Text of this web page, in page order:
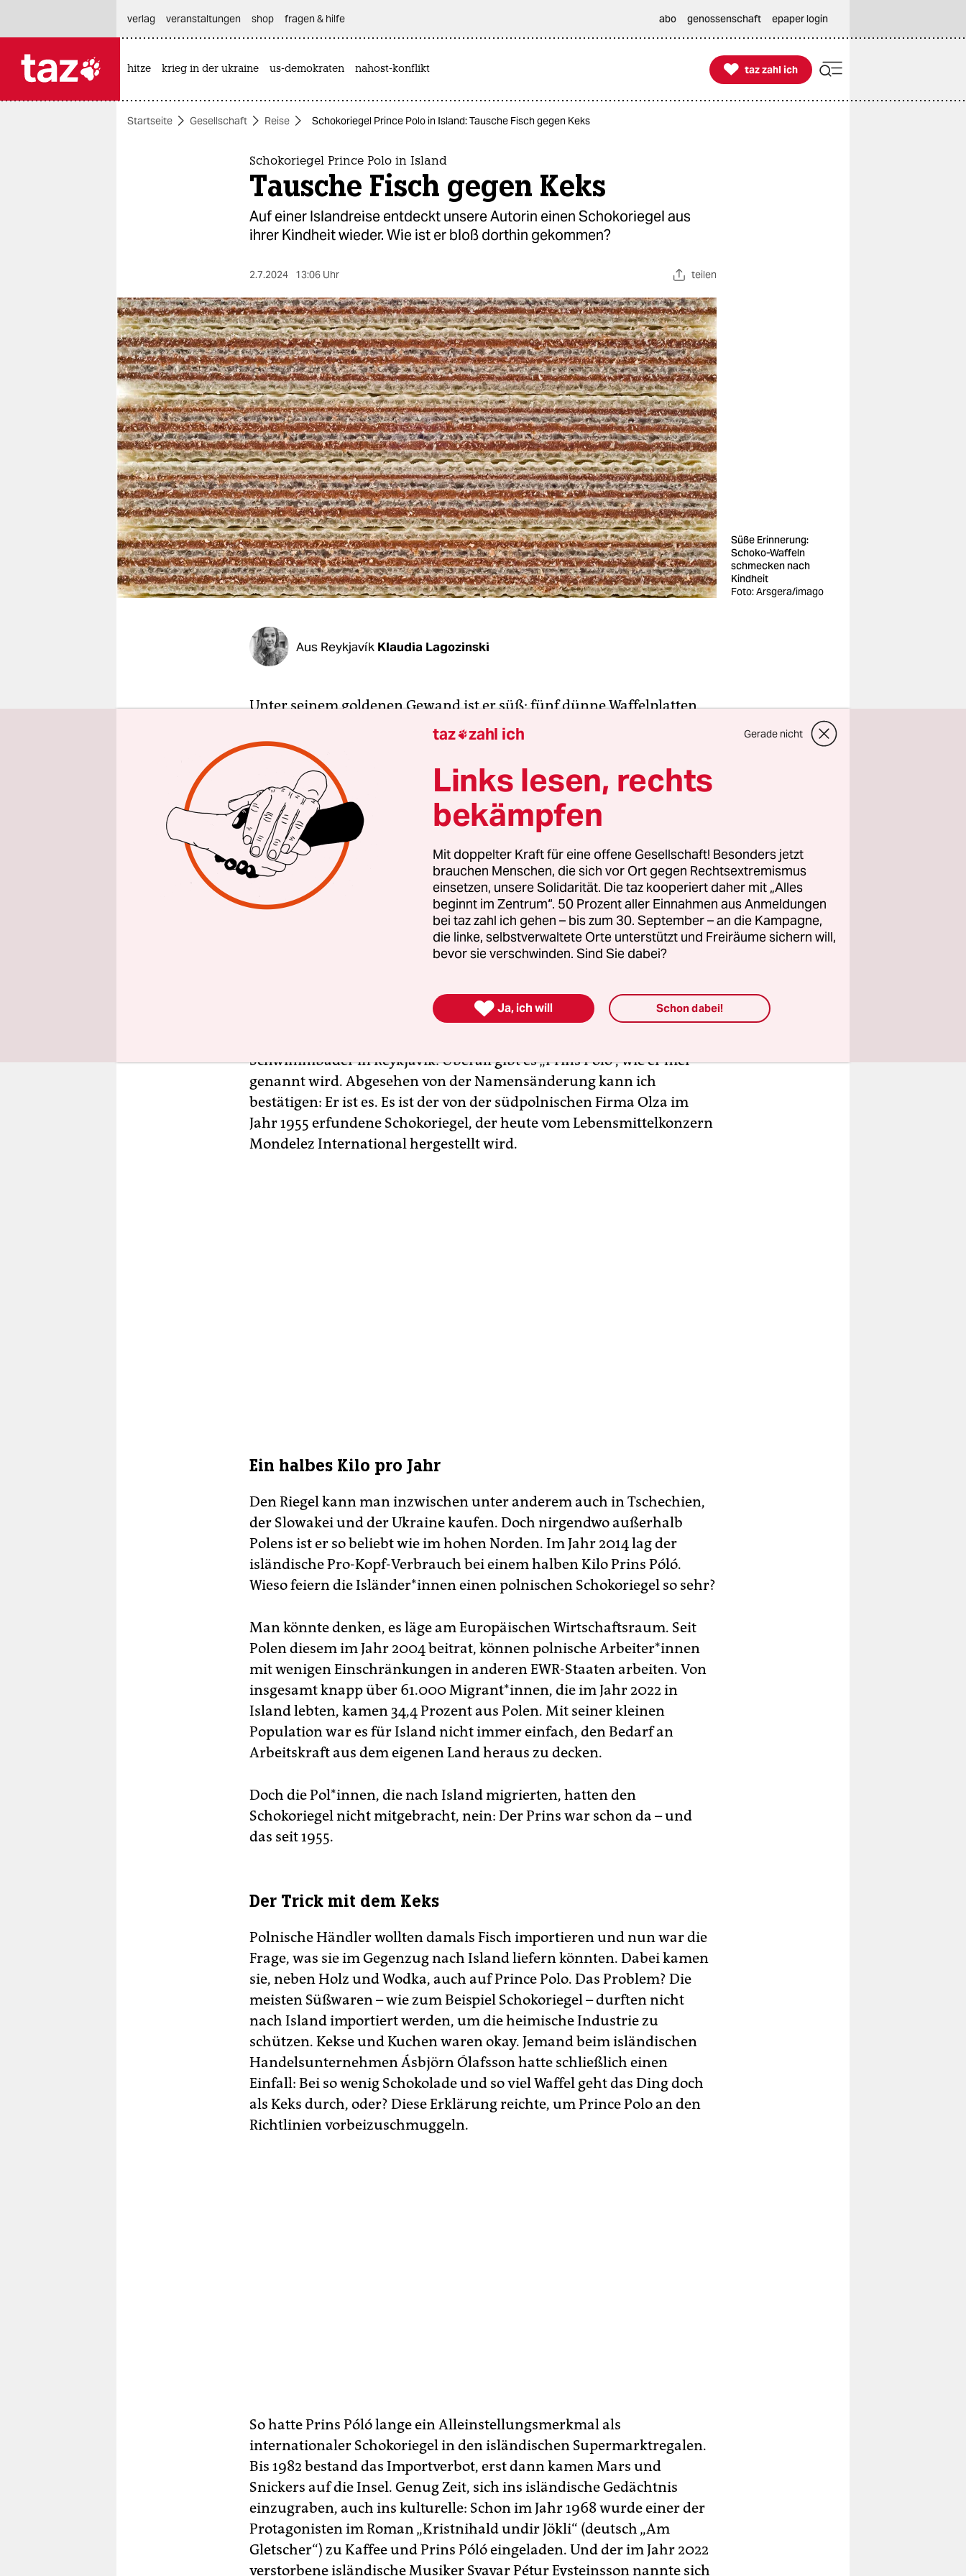
themen
berlin
nord
wahrheit
verlag
verlag
veranstaltungen
shop
fragen & hilfe
unterstützen
abo
verlag
veranstaltungen shop fragen & hilfe abo genossenschaft epaper login
hitze krieg in der ukraine us-demokraten nahost-konflikt 
taz zahl ich
taz zahl ich
Startseite Gesellschaft Reise Schokoriegel Prince Polo in Island: Tausche Fisch gegen Keks
Schokoriegel Prince Polo in Island
Tausche Fisch gegen Keks
Auf einer Islandreise entdeckt unsere Autorin einen Schokoriegel aus
ihrer Kindheit wieder. Wie ist er bloß dorthin gekommen?
2.7.2024 13:06 Uhr teilen
Süße Erinnerung:
Schoko-Waffeln
schmecken nach
Kindheit
Foto: Arsgera/imago
Aus Reykjavík Klaudia Lagozinski
Unter seinem goldenen Gewand ist er süß; fünf dünne Waffelplatten,
getrennt durch Schokocreme und ummantelt von einer dünnen
Schicht Zartbitterschokolade. Der knusprige Schoko­riegel hat mich
durch meine Kindheit in Deutschland begleitet, obwohl er damals
Import- und damit stets Mangelware war. „Bringen sie Prince Polo
mit?“, fragte ich Babcia – Oma –, wenn sie ankündigte, dass Onkel
Janusz oder andere Verwandte aus Polen bald auf Deutschlandbesuch
kommen würden. Und als meine Großeltern mit mir in den
Sommerferien an die polnische Ostsee fuhren, bestand ich darauf,
dass vor der Rückfahrt mindestens eine gelbe Pappbox (besser zwei
oder drei!) mit rund dreißig Prince-Polo-Riegeln im Kofferraum lag.
Prince Polo ist besonders. Umso mehr freute ich mich, ihn nun an
Ob an der Tankstelle in Akureyri, im Bónus, dem
Supermarkt mit dem dicken pinken Schweinchen als Logo, oder am
Schwimmbäder in Reykjavík: Überall gibt es „Prins Póló“, wie er hier
genannt wird. Abgesehen von der Namensänderung kann ich
bestätigen: Er ist es. Es ist der von der südpolnischen Firma Olza im
Jahr 1955 erfundene Schokoriegel, der heute vom Lebensmittelkonzern
Mondelez International hergestellt wird.
Ein halbes Kilo pro Jahr
Den Riegel kann man inzwischen unter anderem auch in Tschechien,
der Slowakei und der Ukraine kaufen. Doch nirgendwo außerhalb
Polens ist er so beliebt wie im hohen Norden. Im Jahr 2014 lag der
isländische Pro-Kopf-Verbrauch bei einem halben Kilo Prins Póló.
Wieso feiern die Is­län­de­r*in­nen einen polnischen Schokoriegel so sehr?
Man könnte denken, es läge am Europäischen Wirtschaftsraum. Seit
Polen diesem im Jahr 2004 beitrat, können polnische Ar­bei­te­r*in­nen
mit wenigen Einschränkungen in anderen EWR-Staaten arbeiten. Von
insgesamt knapp über 61.000 Migrant*innen, die im Jahr 2022 in
Island lebten, kamen 34,4 Prozent aus Polen. Mit seiner kleinen
Population war es für Island nicht immer einfach, den Bedarf an
Arbeitskraft aus dem eigenen Land heraus zu decken.
Doch die Pol*innen, die nach Island migrierten, hatten den
Schokoriegel nicht mitgebracht, nein: Der Prins war schon da – und
das seit 1955.
Der Trick mit dem Keks
Polnische Händler wollten damals Fisch importieren und nun war die
Frage, was sie im Gegenzug nach Island liefern könnten. Dabei kamen
sie, neben Holz und Wodka, auch auf Prince Polo. Das Problem? Die
meisten Süßwaren – wie zum Beispiel Schokoriegel – durften nicht
nach Island importiert werden, um die heimische Industrie zu
schützen. Kekse und Kuchen waren okay. Jemand beim isländischen
Handels­unternehmen Ásbjörn Ólafsson hatte schließlich einen
Einfall: Bei so wenig Schokolade und so viel Waffel geht das Ding doch
als Keks durch, oder? Diese Erklärung reichte, um Prince Polo an den
Richt­linien vorbeizuschmuggeln.
So hatte Prins Póló lange ein Alleinstellungsmerkmal als
internationaler Schokoriegel in den isländischen Supermarktregalen.
Bis 1982 bestand das Importverbot, erst dann kamen Mars und
Snickers auf die Insel. Genug Zeit, sich ins isländische Gedächtnis
einzugraben, auch ins kulturelle: Schon im Jahr 1968 wurde einer der
Protagonisten im Roman „Kristnihald undir Jökli“ (deutsch „Am
Gletscher“) zu Kaffee und Prins Póló eingeladen. Und der im Jahr 2022
verstorbene isländische Musiker Svavar Pétur Eysteinsson nannte sich
taz zahl ich Gerade nicht
Links lesen, rechts
bekämpfen
Mit doppelter Kraft für eine offene Gesellschaft! Besonders jetzt
brauchen Menschen, die sich vor Ort gegen Rechtsextremismus
einsetzen, unsere Solidarität. Die taz kooperiert daher mit „Alles
beginnt im Zentrum“. 50 Prozent aller Einnahmen aus Anmeldungen
bei taz zahl ich gehen – bis zum 30. September – an die Kampagne,
die linke, selbstverwaltete Orte unterstützt und Freiräume sichern will,
bevor sie verschwinden. Sind Sie dabei?
 Ja, ich will Schon dabei!